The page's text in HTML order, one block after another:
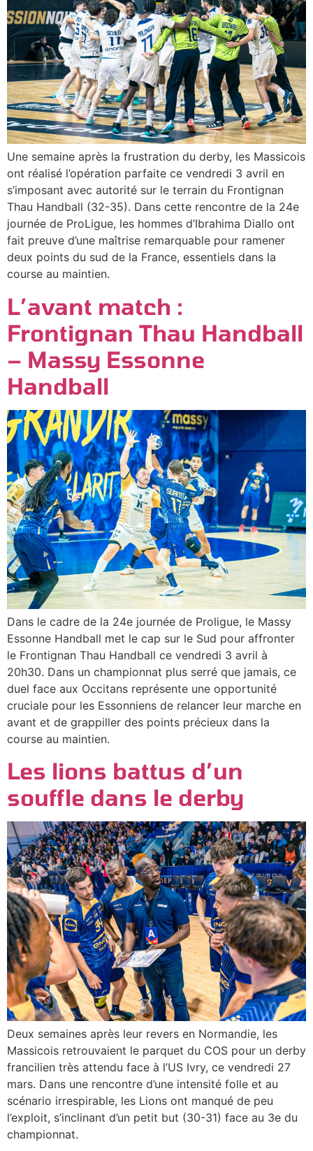
Une semaine après la frustration du derby, les Massicois
ont réalisé l’opération parfaite ce vendredi 3 avril en
s’imposant avec autorité sur le terrain du Frontignan
Thau Handball (32-35). Dans cette rencontre de la 24e
journée de ProLigue, les hommes d’Ibrahima Diallo ont
fait preuve d’une maîtrise remarquable pour ramener
deux points du sud de la France, essentiels dans la
course au maintien.
L’avant match :
Frontignan Thau Handball
– Massy Essonne
Handball
Dans le cadre de la 24e journée de Proligue, le Massy
Essonne Handball met le cap sur le Sud pour affronter
le Frontignan Thau Handball ce vendredi 3 avril à
20h30. Dans un championnat plus serré que jamais, ce
duel face aux Occitans représente une opportunité
cruciale pour les Essonniens de relancer leur marche en
avant et de grappiller des points précieux dans la
course au maintien.
Les lions battus d’un
souffle dans le derby
Deux semaines après leur revers en Normandie, les
Massicois retrouvaient le parquet du COS pour un derby
francilien très attendu face à l’US Ivry, ce vendredi 27
mars. Dans une rencontre d’une intensité folle et au
scénario irrespirable, les Lions ont manqué de peu
l’exploit, s’inclinant d’un petit but (30-31) face au 3e du
championnat.